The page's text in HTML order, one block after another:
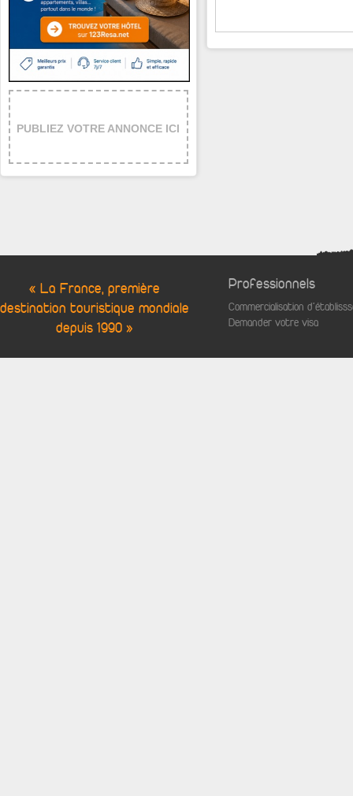
PUBLIEZ VOTRE ANNONCE ICI
« La France, première
destination touristique mondiale
depuis 1990 »
Professionnels
Commercialisation
Demander votre visa